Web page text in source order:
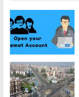
c
e
b
o
o
k
itt
er